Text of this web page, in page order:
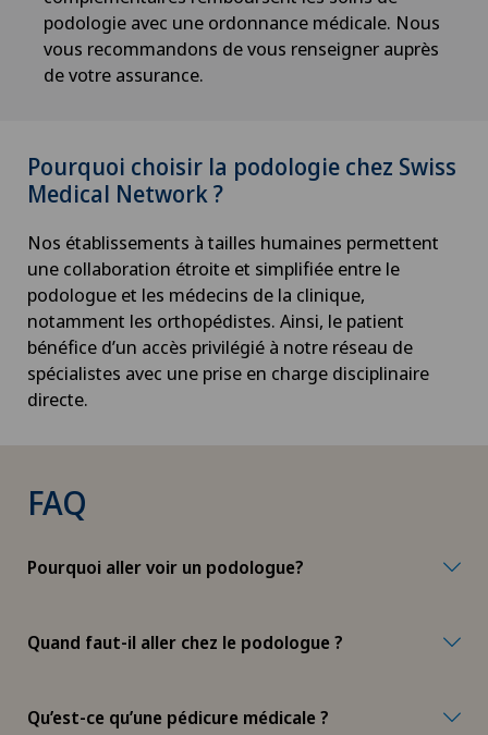
podologie avec une ordonnance médicale. Nous
vous recommandons de vous renseigner auprès
de votre assurance.
Pourquoi choisir la podologie chez Swiss
Medical Network ?
Nos établissements à tailles humaines permettent
une collaboration étroite et simplifiée entre le
podologue et les médecins de la clinique,
notamment les orthopédistes. Ainsi, le patient
bénéfice d’un accès privilégié à notre réseau de
spécialistes avec une prise en charge disciplinaire
directe.
FAQ
Pourquoi aller voir un podologue?
Quand faut-il aller chez le podologue ?
Qu’est-ce qu’une pédicure médicale ?